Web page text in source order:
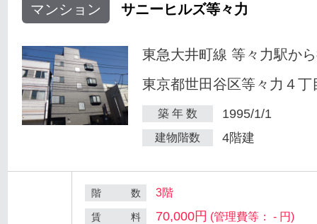
マンション サニーヒルズ等々力
東急大井町線 等々力駅か
東京都世田谷区等々力４丁
築 年 数 1995/1/1
建物階数 4階建
階 数 3階
賃 料 70,000円 (管理費等： - 円)